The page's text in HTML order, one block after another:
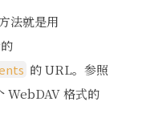
法就是用
的 URL。参照
WebDAV 格式的